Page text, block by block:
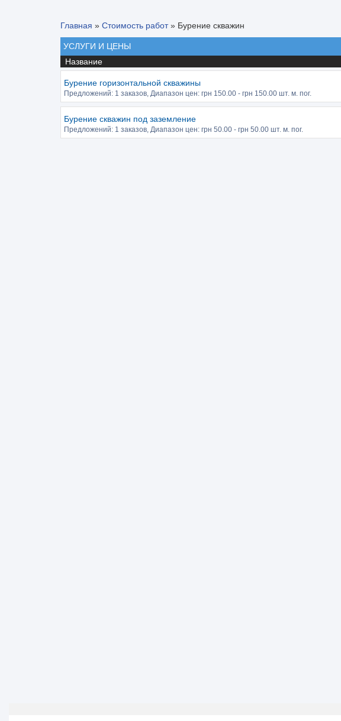
Главная » Стоимость работ» Бурение скважин
УСЛУГИ И ЦЕНЫ
Название
Бурение горизонтальной скважины
Предложений: 1 заказов, Диапазон цен: грн 150.00 - грн 150.00 шт. м. пог.
Бурение скважин под заземление
Предложений: 1 заказов, Диапазон цен: грн 50.00 - грн 50.00 шт. м. пог.